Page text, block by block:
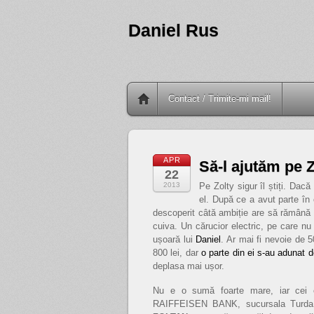
Daniel Rus
Contact / Trimite-mi mail!
APR
22
2013
Să-l ajutăm pe
Pe Zolty sigur îl știți.
el. După ce a avut parte în
descoperit câtă ambiție are să
cuiva. Un cărucior electric, pe care
ușoară lui Daniel . Ar mai fi nevoie de
800 lei, dar o parte din ei s-au adunat
deplasa mai ușor.
Nu e o sumă foarte mare, iar cei
RAIFFEISEN BANK, sucursala